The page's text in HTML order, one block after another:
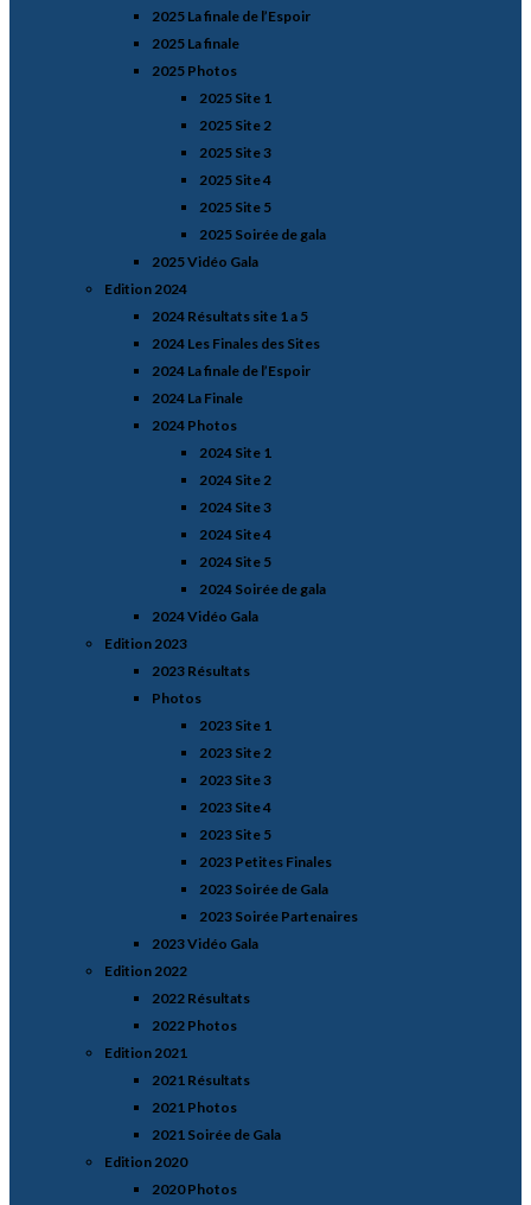
2025 La finale de l’Espoir
2025 La finale
2025 Photos
2025 Site 1
2025 Site 2
2025 Site 3
2025 Site 4
2025 Site 5
2025 Soirée de gala
2025 Vidéo Gala
Edition 2024
2024 Résultats site 1 a 5
2024 Les Finales des Sites
2024 La finale de l’Espoir
2024 La Finale
2024 Photos
2024 Site 1
2024 Site 2
2024 Site 3
2024 Site 4
2024 Site 5
2024 Soirée de gala
2024 Vidéo Gala
Edition 2023
2023 Résultats
Photos
2023 Site 1
2023 Site 2
2023 Site 3
2023 Site 4
2023 Site 5
2023 Petites Finales
2023 Soirée de Gala
2023 Soirée Partenaires
2023 Vidéo Gala
Edition 2022
2022 Résultats
2022 Photos
Edition 2021
2021 Résultats
2021 Photos
2021 Soirée de Gala
Edition 2020
2020 Photos